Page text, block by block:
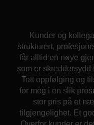
Kunder og
strukturert,
får alltid en nøye
som er skreddersydd
Tett oppfølging og
for meg i en slik
stor pris på et
tilgjengelighet. Et